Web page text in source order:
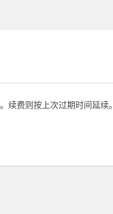
续费则按上次过期时间延续。